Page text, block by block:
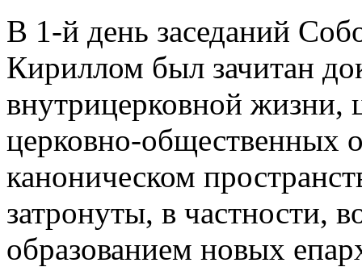
В 1-й день заседаний
Кириллом был зачитан
внутрицерковной жизни,
церковно-общественных
каноническом
затронуты, в частности,
образованием новых